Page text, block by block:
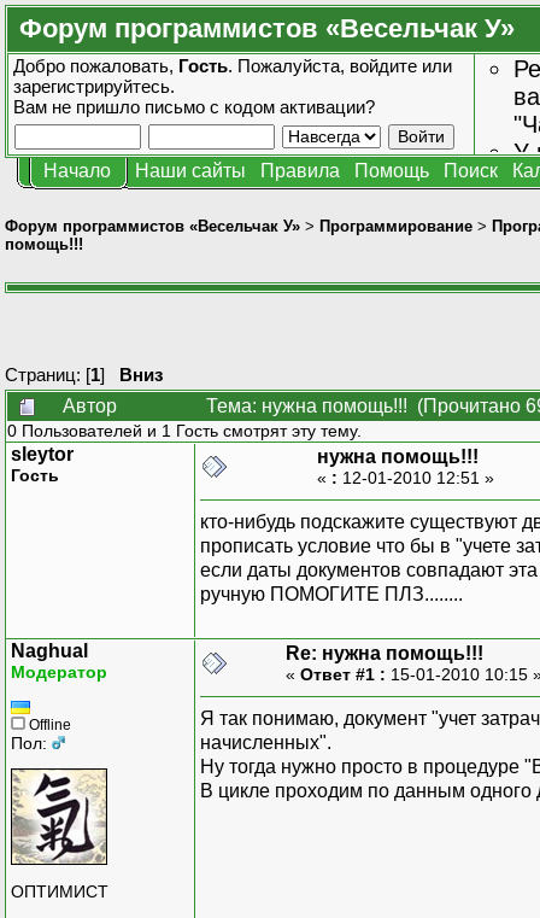
Форум программистов «Весельчак У»
Добро пожаловать, Гость. Пожалуйста, войдите или
зарегистрируйтесь.
Вам не пришло письмо с кодом активации?
У
Начало Наши сайты Правила Помощь Поиск
Форум программистов «Весельчак У» > Программирование >
помощь!!!
Страниц: [1] Вниз
Автор
Тема: нужна помощь!!! (Прочитано
0 Пользователей и 1 Гость смотрят эту тему.
sleytor
Гость
нужна помощь!!!
« : 12-01-2010 12:51 »
кто-нибудь подскажите существуют
прописать условие что бы в "учете
если даты документов совпадают
ручную ПОМОГИТЕ ПЛЗ........
Naghual
Модератор
Offline
Пол:
ОПТИМИСТ
Re: нужна помощь!!!
« Ответ #1 : 15-01-2010 10:15
Я так понимаю, документ "учет
начисленных".
Ну тогда нужно просто в процедуре
В цикле проходим по данным одного